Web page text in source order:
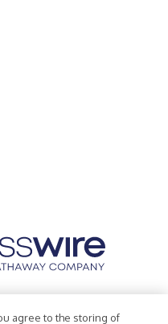
agree to the storing of